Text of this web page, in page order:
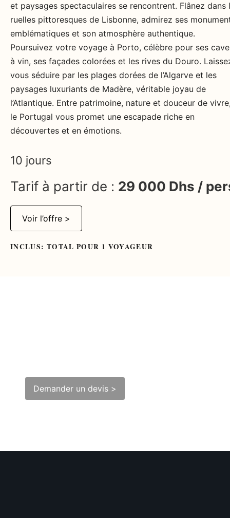
et paysages spectaculaires se rencontrent. Flânez dans
ruelles pittoresques de Lisbonne, admirez ses
emblématiques et son atmosphère authentique.
Poursuivez votre voyage à Porto, célèbre pour ses
à vin, ses façades colorées et les rives du Douro.
vous séduire par les plages dorées de l’Algarve et les
paysages luxuriants de Madère, véritable joyau de
l’Atlantique. Entre patrimoine, nature et douceur de
le Portugal vous promet une escapade riche en
découvertes et en émotions.
10 jours
Tarif à partir de : 29 000 Dhs /
Voir l’offre >
INCLUS: TOTAL POUR 1 VOYAGEUR
Demander un devis >